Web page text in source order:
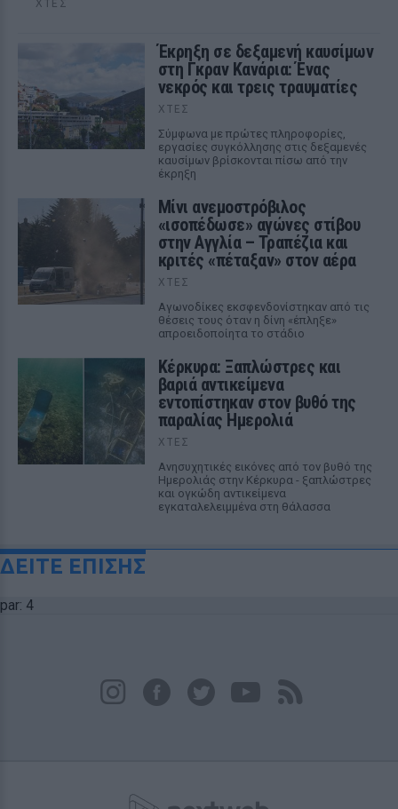
ΧΤΕΣ
Έκρηξη σε δεξαμενή καυσίμων
στη Γκραν Κανάρια: Ένας
νεκρός και τρεις τραυματίες
ΧΤΕΣ
Σύμφωνα με πρώτες πληροφορίες,
εργασίες συγκόλλησης στις δεξαμενές
καυσίμων βρίσκονται πίσω από την
έκρηξη
Μίνι ανεμοστρόβιλος
«ισοπέδωσε» αγώνες στίβου
στην Αγγλία – Τραπέζια και
κριτές «πέταξαν» στον αέρα
ΧΤΕΣ
Αγωνοδίκες εκσφενδονίστηκαν από τις
θέσεις τους όταν η δίνη «έπληξε»
απροειδοποίητα το στάδιο
Κέρκυρα: Ξαπλώστρες και
βαριά αντικείμενα
εντοπίστηκαν στον βυθό της
παραλίας Ημερολιά
ΧΤΕΣ
Ανησυχητικές εικόνες από τον βυθό της
Ημερολιάς στην Κέρκυρα - ξαπλώστρες
και ογκώδη αντικείμενα
εγκαταλελειμμένα στη θάλασσα
ΔΕΙΤΕ ΕΠΙΣΗΣ
par: 4